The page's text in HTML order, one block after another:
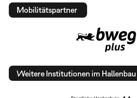
Mobilitätspartner
Weitere Institutionen im Hallenbau